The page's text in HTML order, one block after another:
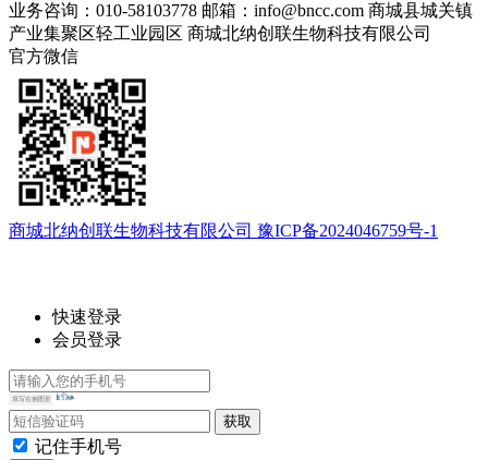
业务咨询：010-58103778 邮箱：info@bncc.com 商城县城关镇
产业集聚区轻工业园区 商城北纳创联生物科技有限公司
官方微信
商城北纳创联生物科技有限公司 豫ICP备2024046759号-1
快速登录
会员登录
记住手机号